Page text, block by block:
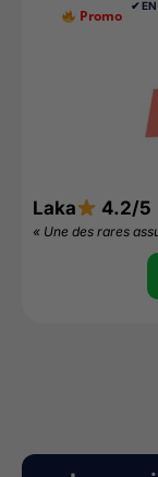
Promo
✔︎
Laka 4.2/5
« Une des rares